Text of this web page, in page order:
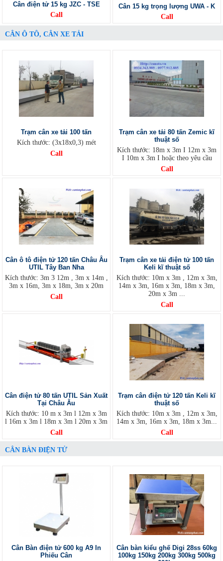
Cân điện tử 15 kg JZC - TSE
Call
Cân 15 kg trọng lượng UWA - K
Call
CÂN Ô TÔ, CÂN XE TẢI
Trạm cân xe tải 100 tấn
Kích thước: (3x18x0,3) mét
Call
Trạm cân xe tải 80 tấn Zemic kĩ
thuật số
Kích thước: 18m x 3m I 12m x 3m
I 10m x 3m I hoặc theo yêu cầu
Call
Cân ô tô điện tử 120 tấn Châu Âu
UTIL Tây Ban Nha
Kích thước: 3m 3 12m , 3m x 14m ,
3m x 16m, 3m x 18m, 3m x 20m
Call
Trạm cân xe tải điện tử 100 tấn
Keli kĩ thuật số
Kích thước: 10m x 3m , 12m x 3m,
14m x 3m, 16m x 3m, 18m x 3m,
20m x 3m ...
Call
Cân điện tử 80 tấn UTIL Sản Xuất
Tại Châu Âu
Kích thước: 10 m x 3m l 12m x 3m
l 16m x 3m l 18m x 3m l 20m x 3m
Call
Trạm cân điện tử 120 tấn Keli kĩ
thuật số
Kích thước: 10m x 3m , 12m x 3m,
14m x 3m, 16m x 3m, 18m x 3m...
Call
CÂN BÀN ĐIỆN TỬ
Cân Bàn điện tử 600 kg A9 In
Phiếu Cân
Cân bàn kiểu ghế Digi 28ss 60kg
100kg 150kg 200kg 300kg 500kg